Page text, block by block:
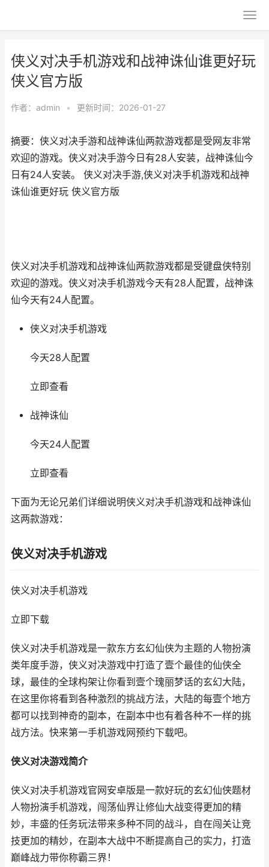
侠义对决手机游戏和战神诛仙谁更好玩
侠义官方版
作者： admin • 更新时间：2026-01-27
摘要：侠义对决手游和战神诛仙两款游戏都是受网友非常
欢迎的游戏。侠义对决手游今日有28人安装，战神诛仙今
日有24人安装。 侠义对决手游,侠义对决手机游戏和战神
诛仙谁更好玩 侠义官方版
侠义对决手机游戏和战神诛仙两款游戏都是受键盘侠特别
欢迎的游戏。侠义对决手机游戏今天有28人配置，战神诛
仙今天有24人配置。
侠义对决手机游戏
今天28人配置
立即查看
战神诛仙
今天24人配置
立即查看
下面为无论兄弟们详细说明侠义对决手机游戏和战神诛仙
这两款游戏：
侠义对决手机游戏
侠义对决手机游戏
立即下载
侠义对决手机游戏是一款东方玄幻仙侠为主题的人物扮演
类年度手游，侠义对决游戏中打造了壹个最佳的仙侠全
球，最佳的全球构架让你看到壹个瑰丽梦话的玄幻大陆，
在这里你将看到各种激烈的挑战方法，大陆的每壹个地方
都可以找到神奇的副本，在副本中也有着各种不一样的挑
战方法。快来第一手机游戏网预约下载吧。
侠义对决游戏简介
侠义对决手机游戏官网安卓版是一款好玩的玄幻仙侠题材
人物扮演手机游戏，闯荡仙界让修仙大战变得更加的精
妙，丰盛的任务玩法带来多种不同的战斗，自在闯关让竞
技更加的精妙，在副本大战中不断提高自己的实力，打造
巅峰战力带你称霸三界！